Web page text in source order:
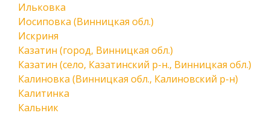
Ильковка
Иосиповка (Винницкая обл.)
Искриня
Казатин (город, Винницкая обл.)
Казатин (село, Казатинский р-н., Винницкая обл.)
Калиновка (Винницкая обл., Калиновский р-н)
Калитинка
Кальник